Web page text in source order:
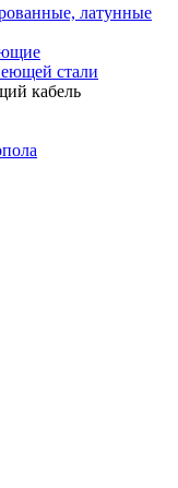
латунные
стали
кабель